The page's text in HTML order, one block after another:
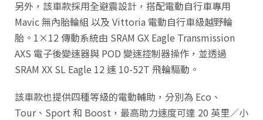
另外，該車款採用全避震設計，搭配電動自行車專用
Mavic 無內胎輪組 以及 Vittoria 電動自行車級越野輪
胎。1×12 傳動系統由 SRAM GX Eagle Transmission
AXS 電子後變速器與 POD 變速控制器操作，並透過
SRAM XX SL Eagle 12 速 10-52T 飛輪驅動。
該車款也提供四種等級的電動輔助，分別為 Eco、
Tour、Sport 和 Boost，最高助力速度可達 20 英里／小